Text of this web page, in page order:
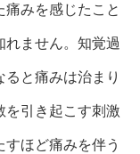
みを感じたこと
れません。知覚過
と痛みは治まり
を引き起こす刺激
ほど痛みを伴う